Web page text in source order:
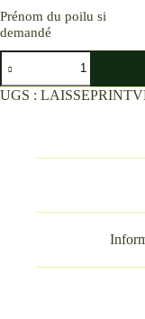
Prénom du poilu si
demandé
quantité
de
Laisses
1,50M
UGS :